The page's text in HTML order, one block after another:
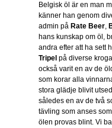
Belgisk öl är en man
känner han genom
admin på Rate Beer,
hans kunskap om öl,
andra efter att ha sett
Tripel på diverse
också varit en av de
som korar alla
stora glädje blivit
således en av de två
tävling som anses
ölen provas blint. Vi